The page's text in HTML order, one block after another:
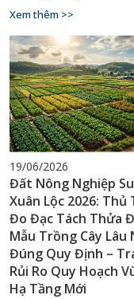
phục vụ thiết kế
công trình du lịch sườn
0927.900.068.
Xem thêm >>
19/06/2026
Đất Nông Nghiệp
Xuân Lộc 2026: Thủ
Đo Đạc Tách Thửa
Mẫu Trồng Cây Lâu
Đúng Quy Định –
Rủi Ro Quy Hoạch
Hạ Tầng Mới